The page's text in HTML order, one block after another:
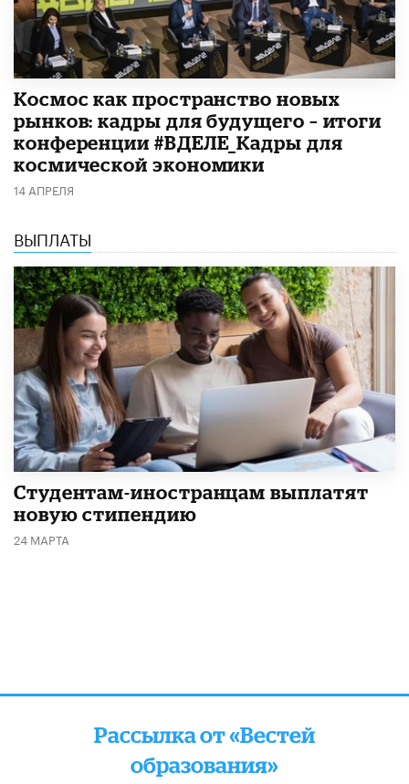
Космос как пространство новых
рынков: кадры для будущего – итоги
конференции #ВДЕЛЕ_Кадры для
космической экономики
14 АПРЕЛЯ
ВЫПЛАТЫ
Студентам-иностранцам выплатят
новую стипендию
24 МАРТА
Рассылка от «Вестей
образования»